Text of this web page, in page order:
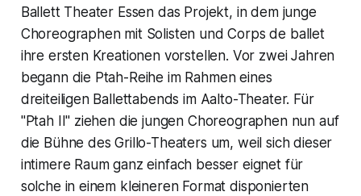
Ballett Theater Essen das Projekt, in dem junge
Choreographen mit Solisten und Corps de ballet
ihre ersten Kreationen vorstellen. Vor zwei Jahren
begann die Ptah-Reihe im Rahmen eines
dreiteiligen Ballettabends im Aalto-Theater. Für
"Ptah II" ziehen die jungen Choreographen nun auf
die Bühne des Grillo-Theaters um, weil sich dieser
intimere Raum ganz einfach besser eignet für
solche in einem kleineren Format disponierten